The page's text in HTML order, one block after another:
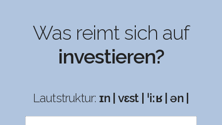
Was reimt sich auf
investieren?
Lautstruktur: ɪn | vɛst | ˈiːʁ | ən |